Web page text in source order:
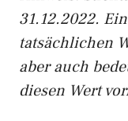
31.12.2022.
tatsächlichen
aber auch
diesen Wert